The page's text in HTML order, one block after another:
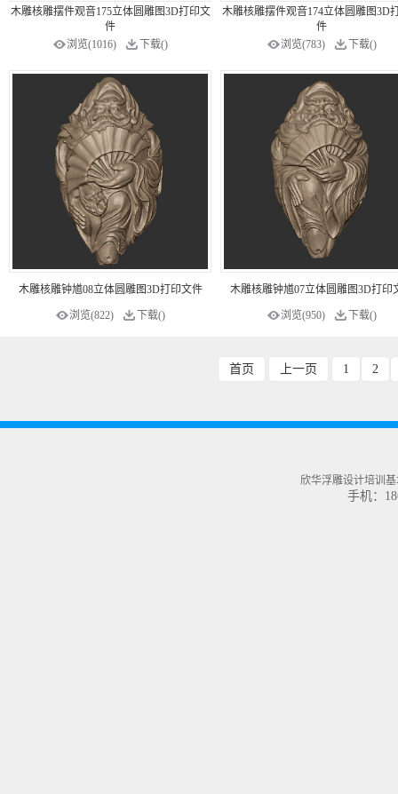
木雕核雕摆件观音175立体圆雕图3D打印文
件
浏览(1016)
下载()
木雕核雕摆件观音174立体圆雕图3D
件
浏览(783)
下载()
木雕核雕钟馗08立体圆雕图3D打印文件
浏览(822) 下载()
木雕核雕钟馗07立体圆雕图3D打印
浏览(950) 下载()
首页 上一页 1 2
欣华浮雕设计培训
手机：